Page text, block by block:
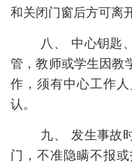
和关闭门窗后方可离
八、
中心钥匙
管，教师或学生因教
作，须有中心工作
认。
九、
发生事故
门，不准隐瞒不报